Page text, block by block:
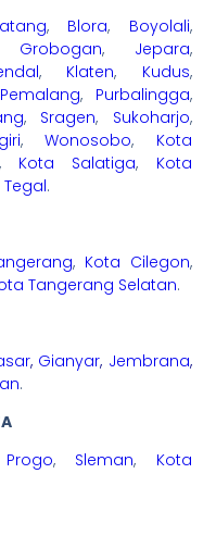
, Blora, Boyolali,
Grobogan, Jepara,
, Klaten, Kudus,
Pemalang, Purbalingga,
, Sragen, Sukoharjo,
,Wonosobo, Kota
, Kota Salatiga, Kota
.
, Kota Cilegon,
Tangerang Selatan.
, Gianyar, Jembrana,
.
, Sleman, Kota